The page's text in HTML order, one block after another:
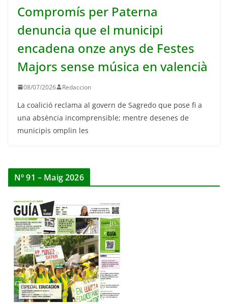
Compromís per Paterna
denuncia que el municipi
encadena onze anys de Festes
Majors sense música en valencià
08/07/2026 Redaccion
La coalició reclama al govern de Sagredo que pose fi a
una absència incomprensible; mentre desenes de
municipis omplin les
Nº 91 – Maig 2026